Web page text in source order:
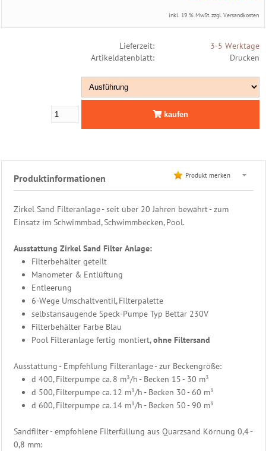
inkl. 19 % MwSt. zzgl.Versandkosten
Lieferzeit:
3-5 Werktage
Artikeldatenblatt:
Drucken
kaufen
Produktinformationen Produkt merken
Zirkel Sand Filteranlage - seit über 20 Jahren bewährt - zum
Einsatz im Schwimmbad, Schwimmbecken, Pool.
Ausstattung Zirkel Sand Filter Anlage:
Filterbehälter geteilt
Manometer & Entlüftung
Entleerung
6-Wege Umschaltventil, Filterpalette
selbstansaugende Speck-Pumpe Typ Bettar 230V
Filterbehälter Farbe Blau
Pool Filteranlage fertig montiert,ohne Filtersand
Ausstattung - Empfehlung Filteranlage - zur Beckengröße:
d 400, Filterpumpe ca. 8 m³/h - Becken 15 - 30 m³
d 500, Filterpumpe ca. 12 m³/h - Becken 30 - 60 m³
d 600, Filterpumpe ca. 14 m³/h - Becken 50 - 90 m³
Sandfilter - empfohlene Filterfüllung aus Quarzsand Körnung 0,4 -
0,8 mm:
Behncke
Sandfilter
Filtermaterialien
Kartuschenfilter
Info
Filtertechnik
Rohrmontagen
Schwimmbad
Steuerung
Beckenwasser
Gegenstromanlage
Eisdruckpolster
Schwimmbadtechnik
Bäderliege